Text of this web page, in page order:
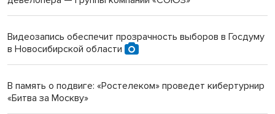
Инвалид получил условный срок за избиение врачей
Новосибирский преподаватель с женой вошли в топ-16
Обновлённое отделение ВТБ открылось в Искитиме
Видеозапись обеспечит прозрачность выборов в Госдуму
в Новосибирской области
В память о подвиге: «Ростелеком» проведет кибертурнир
«Битва за Москву»